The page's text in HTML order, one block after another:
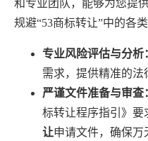
和专业团队，能够为您提
规避“53商标转让”中的各类
专业风险评估与分析
需求，提供精准的法
严谨文件准备与审查
标转让程序指引》要
让申请文件，确保万